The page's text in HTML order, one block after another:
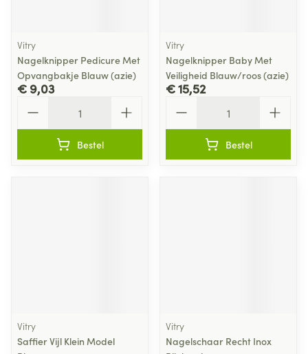
Vitry
Nagelknipper Pedicure Met
Opvangbakje Blauw (azie)
€ 9,03
Bestel
Vitry
Nagelknipper Baby Met
Veiligheid Blauw/roos (azie)
€ 15,52
Bestel
Vitry
Saffier Vijl Klein Model
Vitry
Nagelschaar Recht Inox